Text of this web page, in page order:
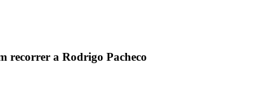
recorrer a Rodrigo Pacheco